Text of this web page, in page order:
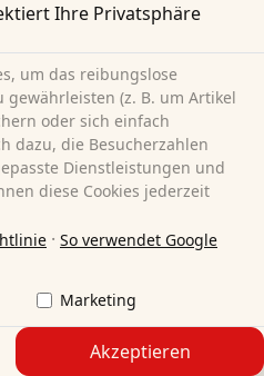
140x200 cm + Sleezzz®
140 x 200 cm
Viscoschaum/Komfortschaum
18 cm
H3
Kostenloser Versand
Sofort lieferbar
Ihre Privatsphäre
um das reibungslose
gewährleisten (z. B. um Artikel
oder sich einfach
dazu, die Besucherzahlen
Dienstleistungen und
diese Cookies jederzeit
· So verwendet Google
Marketing
Akzeptieren